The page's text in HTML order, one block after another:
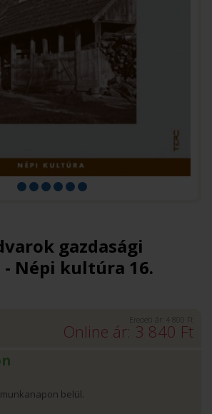
gazdasági
Népi kultúra 16.
Eredeti ár: 4 800 Ft
Online ár: 3 840 Ft
belül.